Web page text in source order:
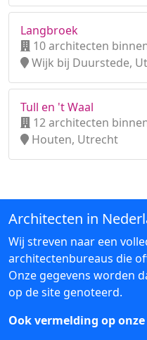
Langbroek
10 architecten
Wijk bij Duurstede,
Tull en 't Waal
12 architecten
Houten, Utrecht
Architecten in
Wij streven naar een
architectenbureaus die
Onze gegevens worden
op de site genoteerd.
Ook vermelding op